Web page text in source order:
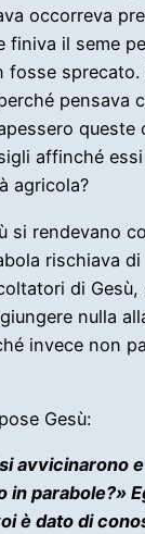
occorreva
finiva il seme
fosse sprecato.
pensava
queste
affinché
agricola?
si rendevano
rischiava
di Gesù,
nulla
invece non
Gesù:
avvicinarono
in parabole?»
è dato di